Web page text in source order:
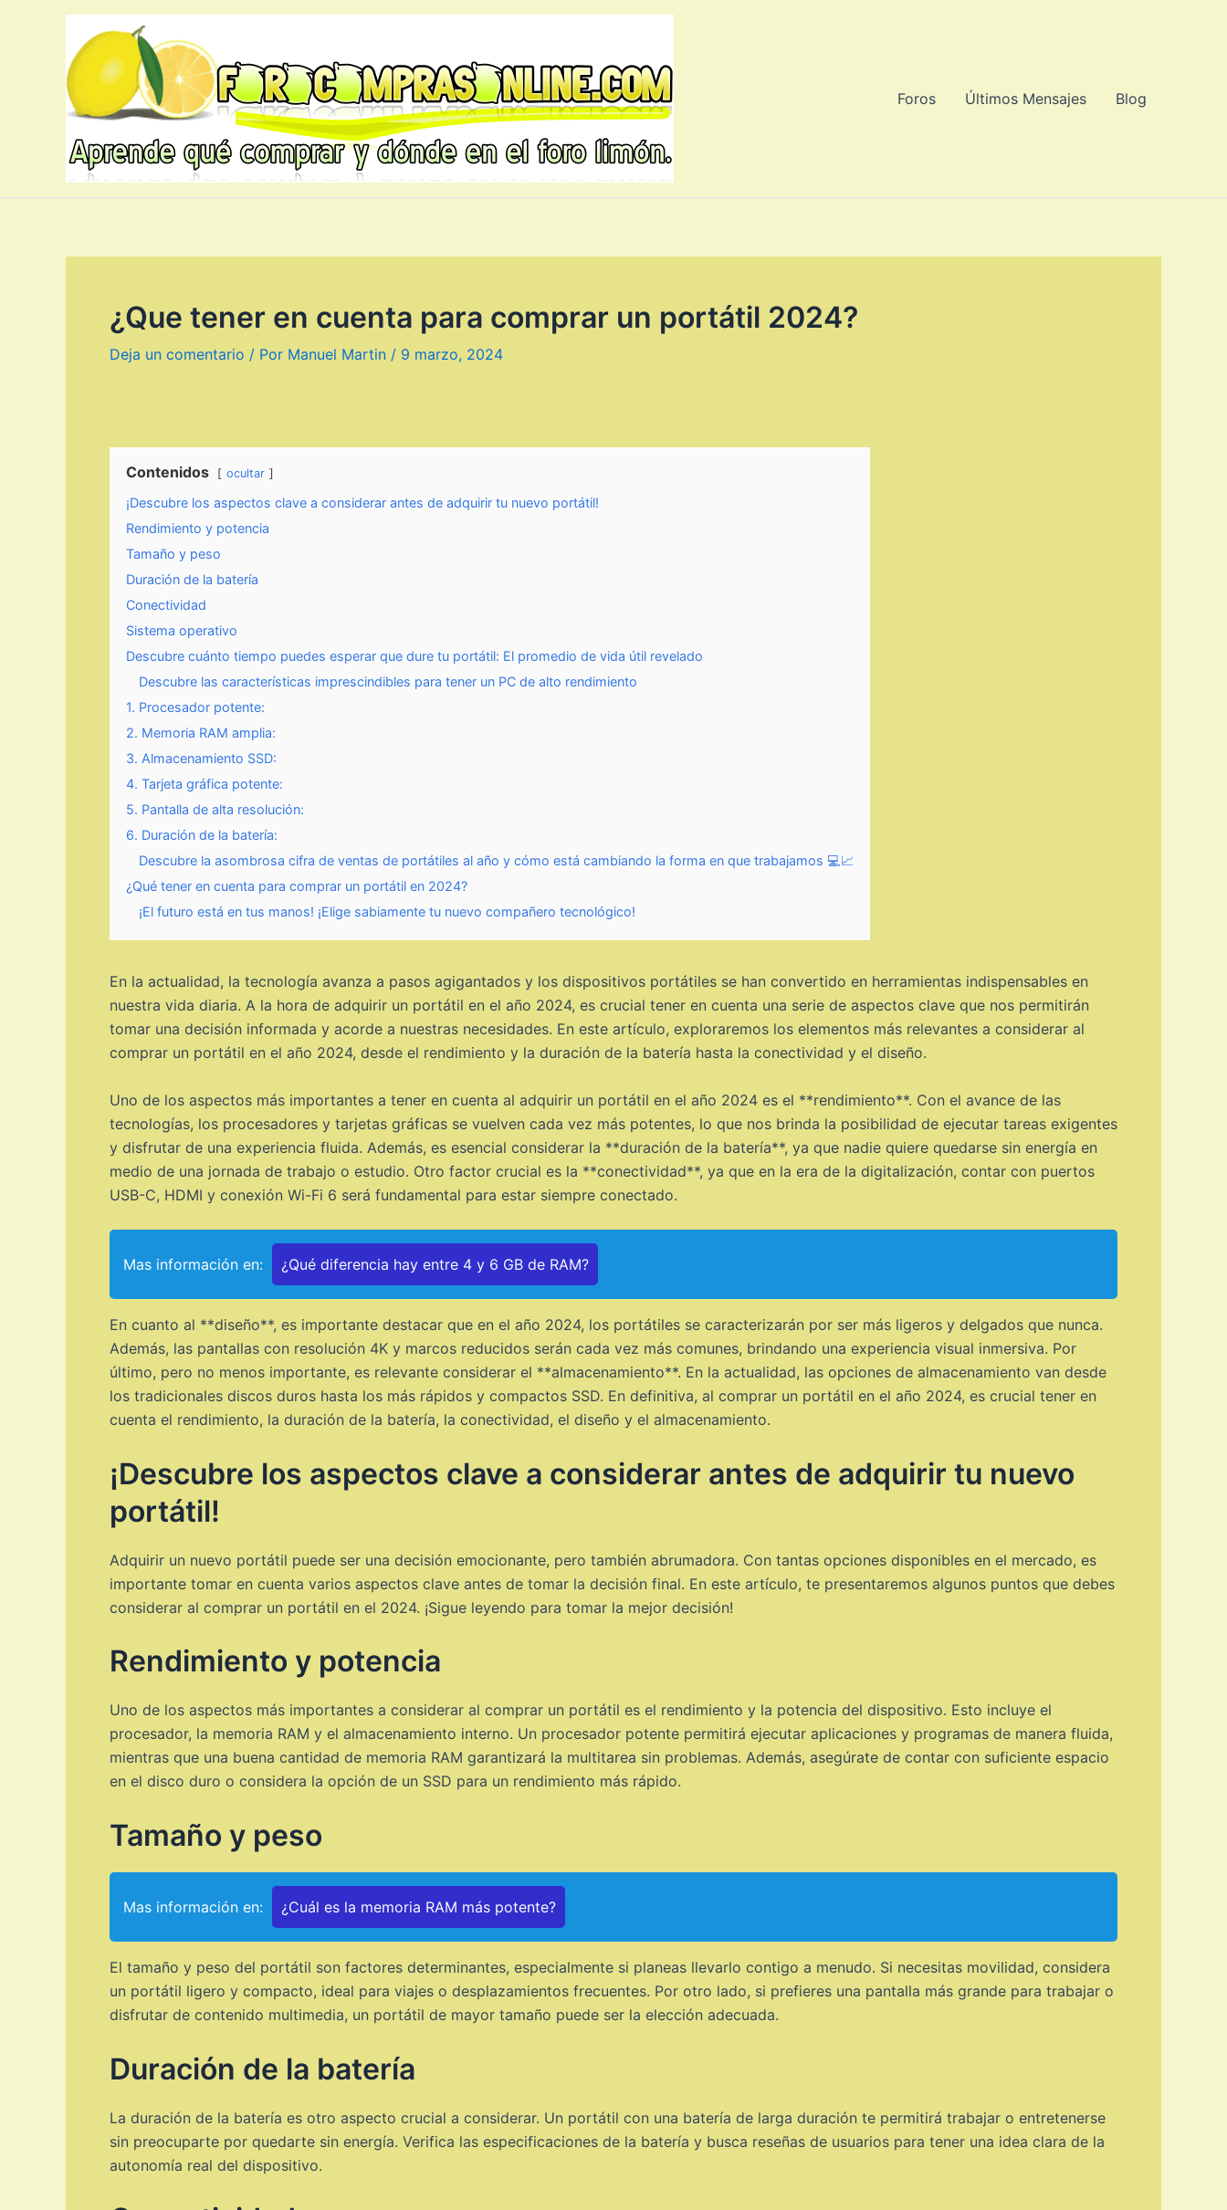
Foros Últimos Mensajes Blog
¿Que tener en cuenta para comprar un portátil 2024?
Deja un comentario / Por Manuel Martin / 9 marzo, 2024
Contenidos ocultar
¡Descubre los aspectos clave a considerar antes de adquirir tu nuevo portátil!
Rendimiento y potencia
Tamaño y peso
Duración de la batería
Conectividad
Sistema operativo
Descubre cuánto tiempo puedes esperar que dure tu portátil: El promedio de vida útil revelado
Descubre las características imprescindibles para tener un PC de alto rendimiento
1. Procesador potente:
2. Memoria RAM amplia:
3. Almacenamiento SSD:
4. Tarjeta gráfica potente:
5. Pantalla de alta resolución:
6. Duración de la batería:
Descubre la asombrosa cifra de ventas de portátiles al año y cómo está cambiando la forma en que trabajamos 💻📈
¿Qué tener en cuenta para comprar un portátil en 2024?
¡El futuro está en tus manos! ¡Elige sabiamente tu nuevo compañero tecnológico!
En la actualidad, la tecnología avanza a pasos agigantados y los dispositivos portátiles se han convertido en herramientas indispensables en
nuestra vida diaria. A la hora de adquirir un portátil en el año 2024, es crucial tener en cuenta una serie de aspectos clave que nos permitirán
tomar una decisión informada y acorde a nuestras necesidades. En este artículo, exploraremos los elementos más relevantes a considerar al
comprar un portátil en el año 2024, desde el rendimiento y la duración de la batería hasta la conectividad y el diseño.
Uno de los aspectos más importantes a tener en cuenta al adquirir un portátil en el año 2024 es el **rendimiento**. Con el avance de las
tecnologías, los procesadores y tarjetas gráficas se vuelven cada vez más potentes, lo que nos brinda la posibilidad de ejecutar tareas exigentes
y disfrutar de una experiencia fluida. Además, es esencial considerar la **duración de la batería**, ya que nadie quiere quedarse sin energía en
medio de una jornada de trabajo o estudio. Otro factor crucial es la **conectividad**, ya que en la era de la digitalización, contar con puertos
USB-C, HDMI y conexión Wi-Fi 6 será fundamental para estar siempre conectado.
Mas información en: ¿Qué diferencia hay entre 4 y 6 GB de RAM?
En cuanto al **diseño**, es importante destacar que en el año 2024, los portátiles se caracterizarán por ser más ligeros y delgados que nunca.
Además, las pantallas con resolución 4K y marcos reducidos serán cada vez más comunes, brindando una experiencia visual inmersiva. Por
último, pero no menos importante, es relevante considerar el **almacenamiento**. En la actualidad, las opciones de almacenamiento van desde
los tradicionales discos duros hasta los más rápidos y compactos SSD. En definitiva, al comprar un portátil en el año 2024, es crucial tener en
cuenta el rendimiento, la duración de la batería, la conectividad, el diseño y el almacenamiento.
¡Descubre los aspectos clave a considerar antes de adquirir tu nuevo
portátil!
Adquirir un nuevo portátil puede ser una decisión emocionante, pero también abrumadora. Con tantas opciones disponibles en el mercado, es
importante tomar en cuenta varios aspectos clave antes de tomar la decisión final. En este artículo, te presentaremos algunos puntos que debes
considerar al comprar un portátil en el 2024. ¡Sigue leyendo para tomar la mejor decisión!
Rendimiento y potencia
Uno de los aspectos más importantes a considerar al comprar un portátil es el rendimiento y la potencia del dispositivo. Esto incluye el
procesador, la memoria RAM y el almacenamiento interno. Un procesador potente permitirá ejecutar aplicaciones y programas de manera fluida,
mientras que una buena cantidad de memoria RAM garantizará la multitarea sin problemas. Además, asegúrate de contar con suficiente espacio
en el disco duro o considera la opción de un SSD para un rendimiento más rápido.
Tamaño y peso
Mas información en: ¿Cuál es la memoria RAM más potente?
El tamaño y peso del portátil son factores determinantes, especialmente si planeas llevarlo contigo a menudo. Si necesitas movilidad, considera
un portátil ligero y compacto, ideal para viajes o desplazamientos frecuentes. Por otro lado, si prefieres una pantalla más grande para trabajar o
disfrutar de contenido multimedia, un portátil de mayor tamaño puede ser la elección adecuada.
Duración de la batería
La duración de la batería es otro aspecto crucial a considerar. Un portátil con una batería de larga duración te permitirá trabajar o entretenerse
sin preocuparte por quedarte sin energía. Verifica las especificaciones de la batería y busca reseñas de usuarios para tener una idea clara de la
autonomía real del dispositivo.